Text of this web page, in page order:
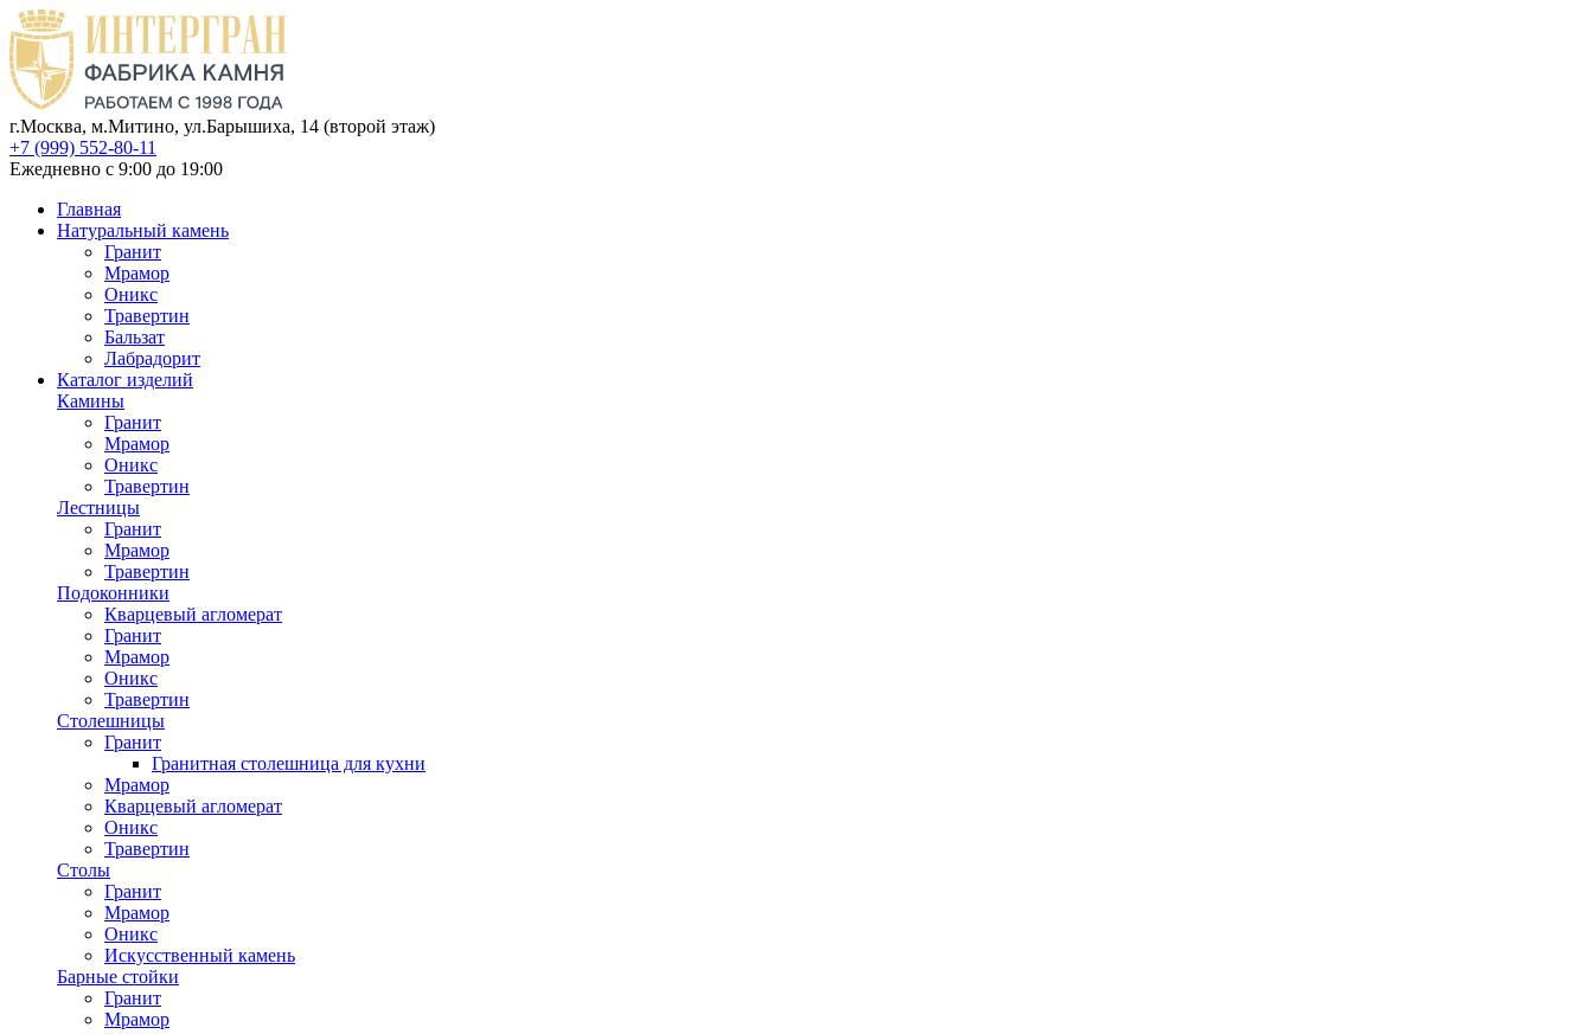
г.Москва, м.Митино, ул.Барышиха, 14 (второй этаж)
+7 (999) 552-80-11
Ежедневно с 9:00 до 19:00
Главная
Натуральный камень
Гранит
Мрамор
Оникс
Травертин
Бальзат
Лабрадорит
Каталог изделий
Камины
Гранит
Мрамор
Оникс
Травертин
Лестницы
Гранит
Мрамор
Травертин
Подоконники
Кварцевый агломерат
Гранит
Мрамор
Оникс
Травертин
Столешницы
Гранит
Гранитная столешница для кухни
Мрамор
Кварцевый агломерат
Оникс
Травертин
Столы
Гранит
Мрамор
Оникс
Искусственный камень
Барные стойки
Гранит
Мрамор